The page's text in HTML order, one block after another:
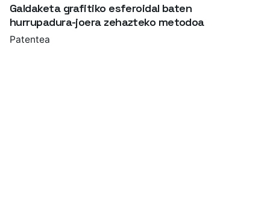
Galdaketa grafitiko esferoidal baten
hurrupadura-joera zehazteko metodoa
Patentea